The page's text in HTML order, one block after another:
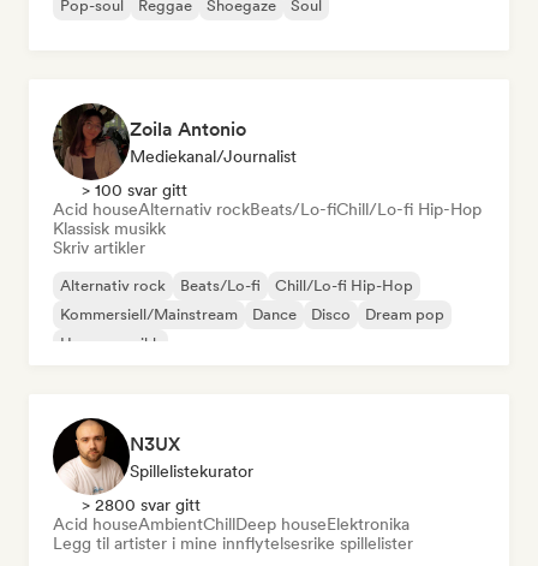
Pop-soul
Reggae Shoegaze Soul
Zoila Antonio
Mediekanal/journalist
> 100 svar gitt
Acid houseAlternativ rockBeats/Lo-fiChill/Lo-fi Hip-Hop
Klassisk musikk
Skriv artikler
Alternativ rock Beats/Lo-fi
Chill/Lo-fi Hip-Hop
Kommersiell/Mainstream
Dance Disco
Dream pop
House-musikk
N3UX
Spillelistekurator
> 2800 svar gitt
Acid houseAmbientChillDeep houseElektronika
Legg til artister i mine innflytelsesrike spillelister